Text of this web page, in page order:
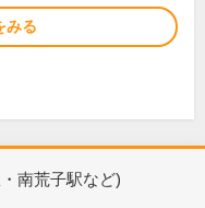
みる
南荒子駅など)